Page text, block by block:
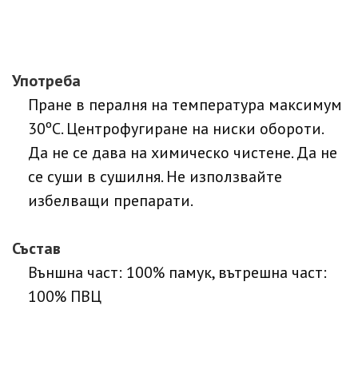
Употреба
Пране в пералня на температура максимум
30ºC. Центрофугиране на ниски обороти.
Да не се дава на химическо чистене. Да не
се суши в сушилня. Не използвайте
избелващи препарати.
Състав
Външна част: 100% памук, вътрешна част:
100% ПВЦ